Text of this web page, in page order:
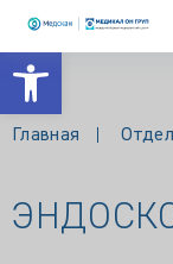
Открыть панель
Главная